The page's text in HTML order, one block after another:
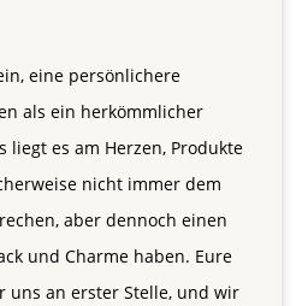
eine persönlichere
als ein herkömmlicher
liegt es am Herzen, Produkte
nicht immer dem
aber dennoch einen
und Charme haben. Eure
an erster Stelle, und wir